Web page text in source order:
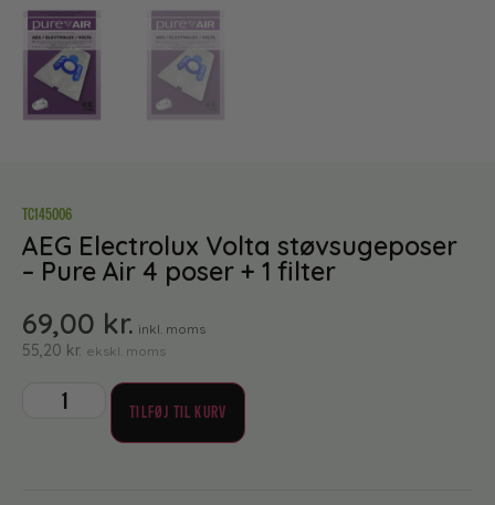
TC145006
AEG Electrolux Volta støvsugeposer
– Pure Air 4 poser + 1 filter
69,00 kr. inkl. moms
55,20 kr. ekskl. moms
TILFØJ TIL KURV